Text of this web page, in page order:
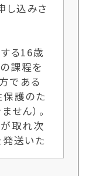
込みさ
る16歳
課程を
である
保護のた
せん）。
取れ次
送いた